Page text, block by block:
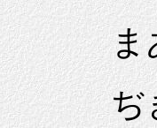
まあ
ぢきに